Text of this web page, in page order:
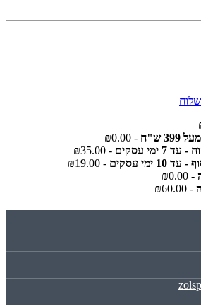
ש"ח
- ₪0.00
עסקים
- ₪35.00
ימי עסקים
- ₪19.00
- ₪0.00
- ₪60.00